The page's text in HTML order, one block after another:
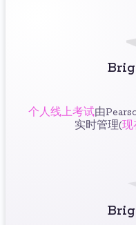
个人线上考试由
实时管理(现